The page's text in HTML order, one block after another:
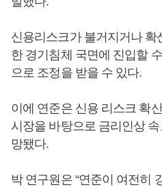
신용리스크가 불거지거나
한 경기침체 국면에 진입할
으로 조정을 받을 수 있다.
이에 연준은 신용 리스크 확
시장을 바탕으로 금리인상
망됐다.
박 연구원은 “연준이 여전히